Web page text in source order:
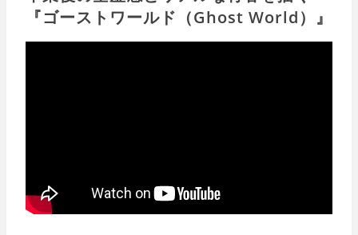
『ゴーストワールド（Ghost World）』